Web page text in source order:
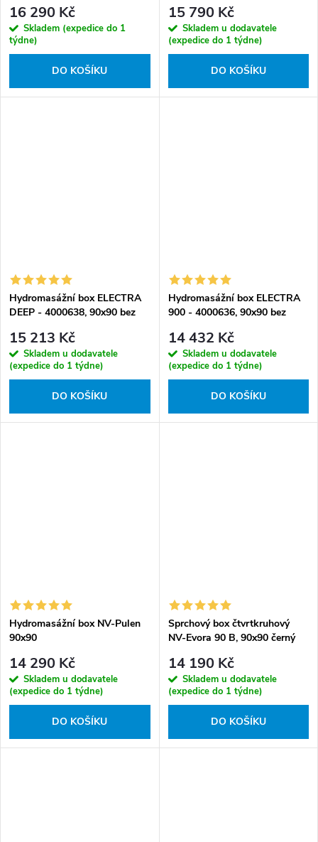
16 290 Kč
Skladem (expedice do 1
týdne)
DO KOŠÍKU
15 790 Kč
Skladem u dodavatele
(expedice do 1 týdne)
DO KOŠÍKU
Hydromasážní box ELECTRA
DEEP - 4000638, 90x90 bez
15 213 Kč
Skladem u dodavatele
(expedice do 1 týdne)
DO KOŠÍKU
Hydromasážní box ELECTRA
900 - 4000636, 90x90 bez
14 432 Kč
Skladem u dodavatele
(expedice do 1 týdne)
DO KOŠÍKU
Hydromasážní box NV-Pulen
90x90
14 290 Kč
Skladem u dodavatele
(expedice do 1 týdne)
DO KOŠÍKU
Sprchový box čtvrtkruhový
NV-Evora 90 B, 90x90 černý
14 190 Kč
Skladem u dodavatele
(expedice do 1 týdne)
DO KOŠÍKU